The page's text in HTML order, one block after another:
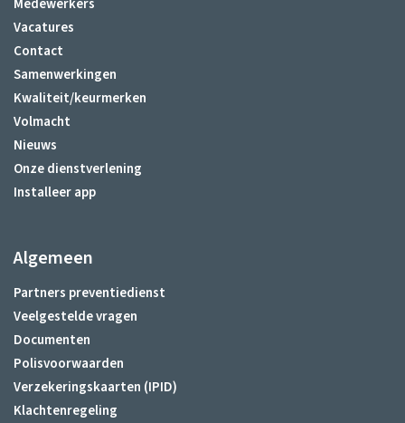
Medewerkers
Vacatures
Contact
Samenwerkingen
Kwaliteit/keurmerken
Volmacht
Nieuws
Onze dienstverlening
Installeer app
Algemeen
Partners preventiedienst
Veelgestelde vragen
Documenten
Polisvoorwaarden
Verzekeringskaarten (IPID)
Klachtenregeling